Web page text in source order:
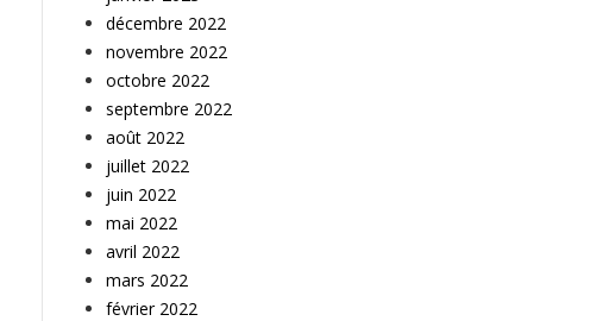
décembre 2022
novembre 2022
octobre 2022
septembre 2022
août 2022
juillet 2022
juin 2022
mai 2022
avril 2022
mars 2022
février 2022